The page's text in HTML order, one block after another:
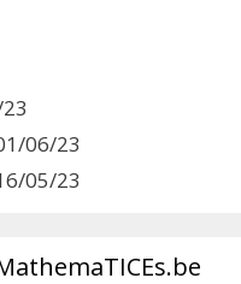
06/23
05/23